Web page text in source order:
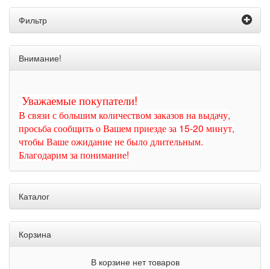
Фильтр
Внимание!
Уважаемые покупатели!
В связи с большим количеством заказов на выдачу,
просьба сообщить о Вашем приезде за 15-20 минут,
чтобы Ваше ожидание не было длительным.
Благодарим за понимание!
Каталог
Корзина
В корзине нет товаров